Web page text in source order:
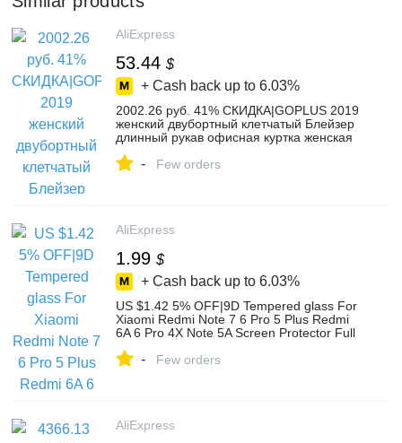
AliExpress
53.44 $
+ Cash back up to 6.03%
2002.26 руб. 41% СКИДКА|GOPLUS 2019
женский двубортный клетчатый Блейзер
длинный рукав офисная куртка женская
повседневная элегантные пальто C7185-
- Few orders
AliExpress
1.99 $
+ Cash back up to 6.03%
US $1.42 5% OFF|9D Tempered glass For
Xiaomi Redmi Note 7 6 Pro 5 Plus Redmi
6A 6 Pro 4X Note 5A Screen Protector Full
Screen Protectors from Cellphones &
- Few orders
AliExpress